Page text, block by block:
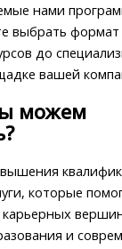
нами
выбрать формат
до
вашей
можем
которые
и